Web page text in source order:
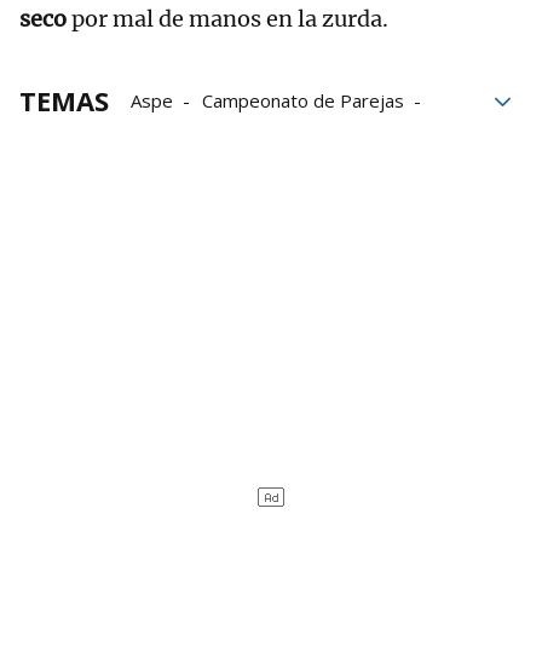
secopor mal de manos en la zurda.
TEMAS Aspe
Campeonato de Parejas